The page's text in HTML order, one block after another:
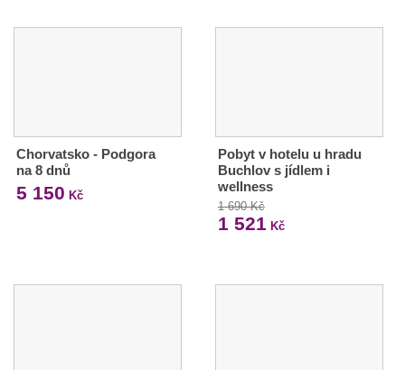
Chorvatsko - Podgora
na 8 dnů
5 150 Kč
Pobyt v hotelu u hradu
Buchlov s jídlem i
wellness
1 690 Kč
1 521 Kč